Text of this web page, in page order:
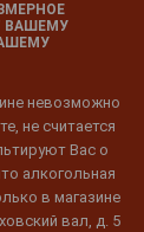
ВАШЕМУ
невозможно
не считается
Вас о
алкогольная
в магазине
вал, д. 5